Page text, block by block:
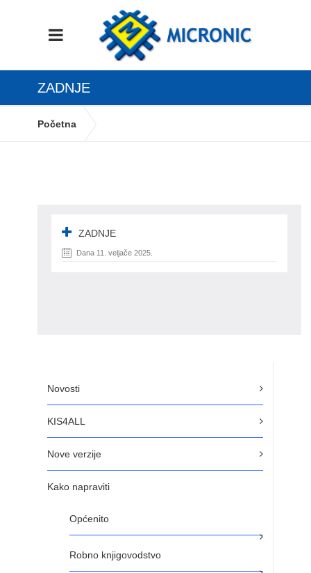
ZADNJE
Početna
Novosti
KIS4ALL
Nove verzije
Kako napraviti
Općenito
Robno knjigovodstvo
ZADNJE
Dana 11. veljače 2025.